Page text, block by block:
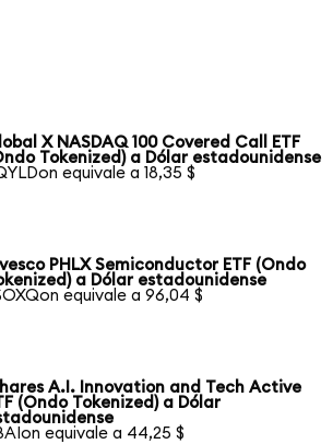
X NASDAQ 100 Covered Call ETF
Tokenized) a Dólar estadounidense
equivale a 18,35 $
PHLX Semiconductor ETF (Ondo
a Dólar estadounidense
equivale a 96,04 $
A.I. Innovation and Tech Active
(Ondo Tokenized) a Dólar
equivale a 44,25 $